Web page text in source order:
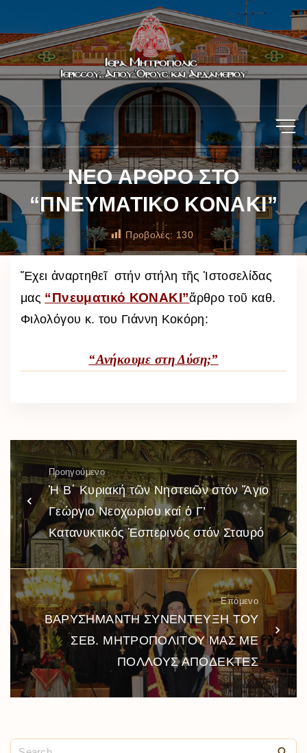
ΝΕΟ ΑΡΘΡΟ ΣΤΟ
“ΠΝΕΥΜΑΤΙΚΟ ΚΟΝΑΚΙ”
Προβολές: 130
Ἔχει ἀναρτηθεῖ στήν στήλη τῆς Ἱστοσελίδας
μας “Πνευματικό ΚΟΝΑΚΙ”ἄρθρο τοῦ καθ.
Φιλολόγου κ. του Γιάννη Κοκόρη:
“Ανήκουμε στη Δύση;”
Προηγούμενο
Ἡ Β΄ Κυριακή τῶν Νηστειῶν στόν Ἅγιο
Γεώργιο Νεοχωρίου καί ὁ Γ’
Κατανυκτικός Ἑσπερινός στόν Σταυρό
Επόμενο
ΒΑΡΥΣΗΜΑΝΤΗ ΣΥΝΕΝΤΕΥΞΗ ΤΟΥ
ΣΕΒ. ΜΗΤΡΟΠΟΛΙΤΟΥ ΜΑΣ ΜΕ
ΠΟΛΛΟΥΣ ΑΠΟΔΕΚΤΕΣ